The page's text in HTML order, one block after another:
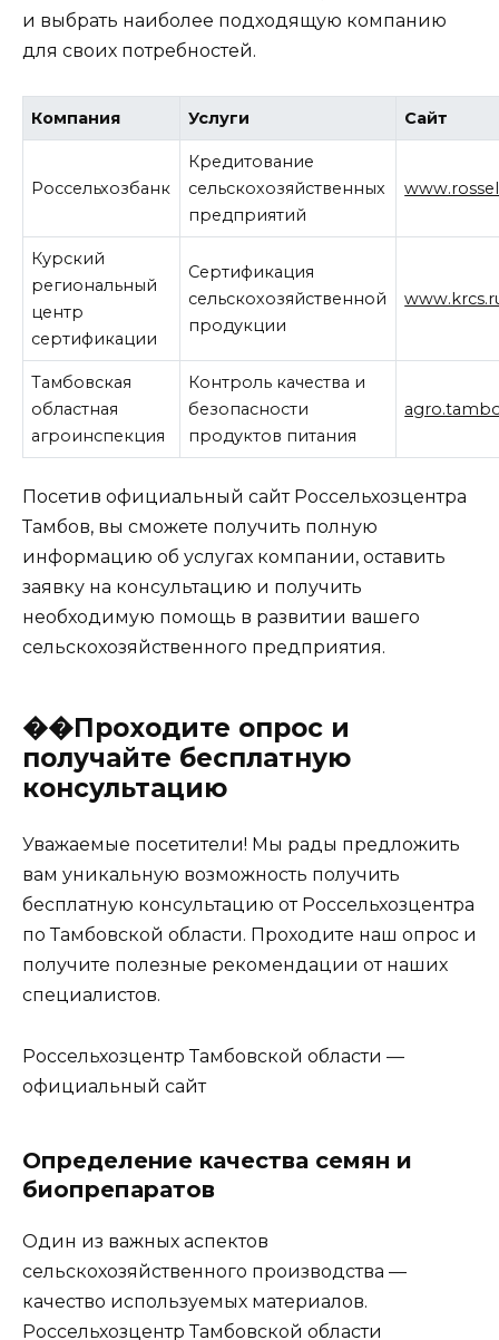
и выбрать наиболее подходящую компанию
для своих потребностей.
Компания Услуги Сайт
Россельхозбанк
Кредитование
сельскохозяйственных
предприятий
Курский
региональный
центр
сертификации
Сертификация
сельскохозяйственной
продукции
Тамбовская
областная
агроинспекция
Контроль качества и
безопасности
продуктов питания
Посетив официальный сайт Россельхозцентра
Тамбов, вы сможете получить полную
информацию об услугах компании, оставить
заявку на консультацию и получить
необходимую помощь в развитии вашего
сельскохозяйственного предприятия.
��Проходите опрос и
получайте бесплатную
консультацию
Уважаемые посетители! Мы рады предложить
вам уникальную возможность получить
бесплатную консультацию от Россельхозцентра
по Тамбовской области. Проходите наш опрос и
получите полезные рекомендации от наших
специалистов.
Россельхозцентр Тамбовской области —
официальный сайт
Определение качества семян и
биопрепаратов
Один из важных аспектов
сельскохозяйственного производства —
качество используемых материалов.
Россельхозцентр Тамбовской области